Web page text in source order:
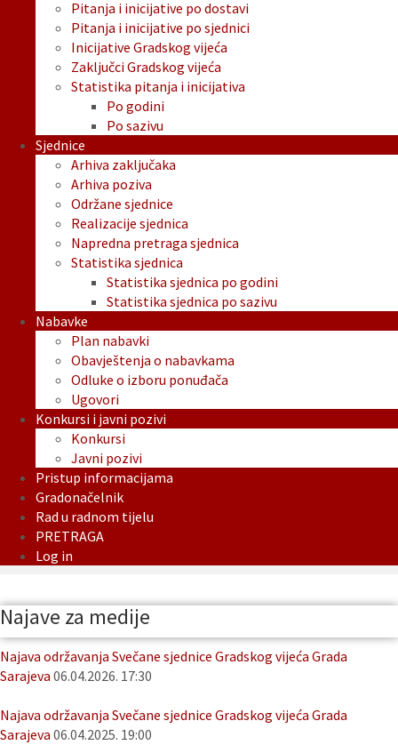
Pitanja i inicijative po dostavi
Pitanja i inicijative po sjednici
Inicijative Gradskog vijeća
Zaključci Gradskog vijeća
Statistika pitanja i inicijativa
Po godini
Po sazivu
Sjednice
Arhiva zaključaka
Arhiva poziva
Održane sjednice
Realizacije sjednica
Napredna pretraga sjednica
Statistika sjednica
Statistika sjednica po godini
Statistika sjednica po sazivu
Nabavke
Plan nabavki
Obavještenja o nabavkama
Odluke o izboru ponuđača
Ugovori
Konkursi i javni pozivi
Konkursi
Javni pozivi
Pristup informacijama
Gradonačelnik
Rad u radnom tijelu
PRETRAGA
Log in
Najave za medije
Najava održavanja Svečane sjednice Gradskog vijeća Grada
Sarajeva 06.04.2026. 17:30
Najava održavanja Svečane sjednice Gradskog vijeća Grada
Sarajeva 06.04.2025. 19:00